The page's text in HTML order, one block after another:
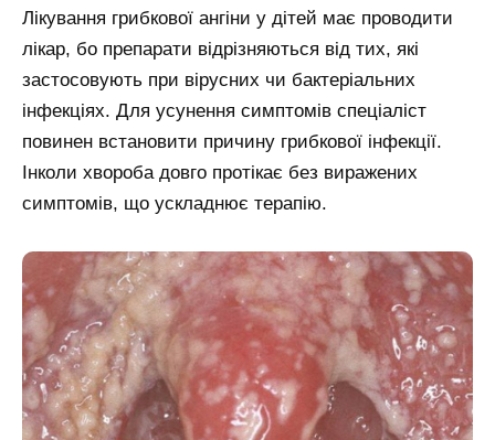
Лікування грибкової ангіни у дітей має проводити
лікар, бо препарати відрізняються від тих, які
застосовують при вірусних чи бактеріальних
інфекціях. Для усунення симптомів спеціаліст
повинен встановити причину грибкової інфекції.
Інколи хвороба довго протікає без виражених
симптомів, що ускладнює терапію.